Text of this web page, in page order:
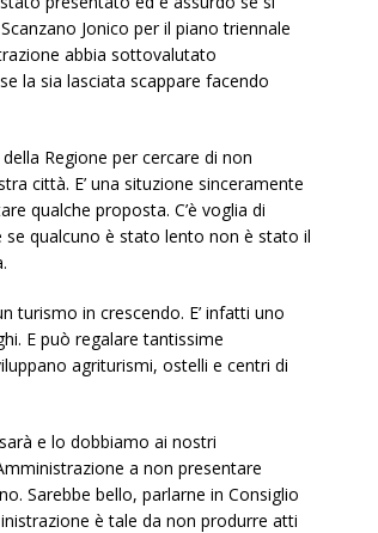
Jonico per il piano triennale
abbia sottovalutato
la sia lasciata scappare facendo
Regione per cercare di non
città. E’ una situzione sinceramente
qualche proposta. C’è voglia di
se qualcuno è stato lento non è stato il
turismo in crescendo. E’ infatti uno
E può regalare tantissime
agriturismi, ostelli e centri di
e lo dobbiamo ai nostri
a non presentare
Sarebbe bello, parlarne in Consiglio
è tale da non produrre atti